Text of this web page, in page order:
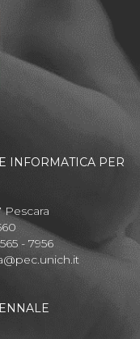
INFORMATICA PER
Pescara
- 7956